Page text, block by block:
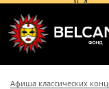
8 (499) 923-22-
Афиша классических